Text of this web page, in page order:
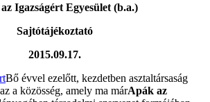
Igazságért Egyesület (b.a.)
Sajtótájékoztató
2015.09.17.
Bő évvel ezelőtt, kezdetben asztaltársaság
a közösség, amely ma márApák az